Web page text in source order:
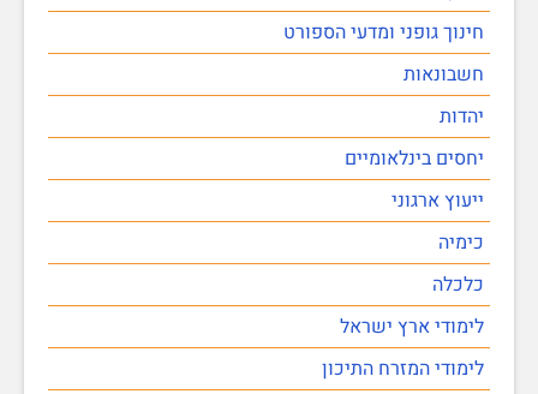
חינוך גופני ומדעי הספורט
חשבונאות
יהדות
יחסים בינלאומיים
ייעוץ ארגוני
כימיה
כלכלה
לימודי ארץ ישראל
לימודי המזרח התיכון